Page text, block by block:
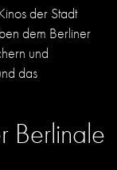
der Stadt
dem Berliner
und
das
Berlinale